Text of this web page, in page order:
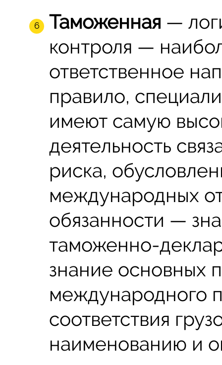
Таможенная —
контроля —
ответственное
правило,
имеют самую
деятельность
риска,
международных
обязанности —
таможенно-
знание основных
международного
соответствия
наименованию и